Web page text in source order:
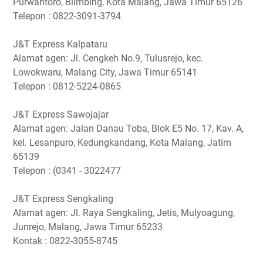
Purwantoro, Blimbing, Kota Malang, Jawa Timur 65126
Telepon : 0822-3091-3794
J&T Express Kalpataru
Alamat agen: Jl. Cengkeh No.9, Tulusrejo, kec.
Lowokwaru, Malang City, Jawa Timur 65141
Telepon : 0812-5224-0865
J&T Express Sawojajar
Alamat agen: Jalan Danau Toba, Blok E5 No. 17, Kav. A,
kel. Lesanpuro, Kedungkandang, Kota Malang, Jatim
65139
Telepon : (0341 - 3022477
J&T Express Sengkaling
Alamat agen: Jl. Raya Sengkaling, Jetis, Mulyoagung,
Junrejo, Malang, Jawa Timur 65233
Kontak : 0822-3055-8745